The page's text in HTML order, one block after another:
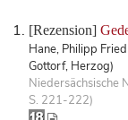
[Rezension]
Hane, Philipp
Gottorf, Herzog)
Niedersächsische
S. 221-222)